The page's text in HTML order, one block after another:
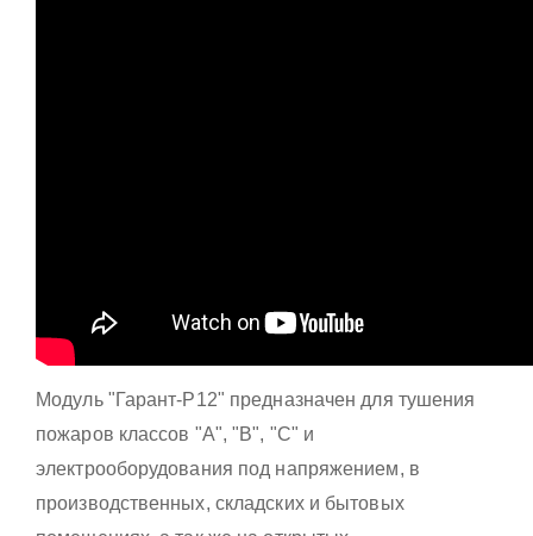
Модуль "Гарант-Р12" предназначен для тушения
пожаров классов "А", "В", "С" и
электрооборудования под напряжением, в
производственных, складских и бытовых